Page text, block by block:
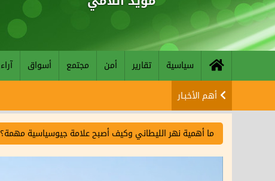
سياسية تقارير أمن مجتمع أسواق آراء
أهم الأخبـار
ما أهمية نهر الليطاني وكيف أصبح علامة جيوسياسية مهمة؟